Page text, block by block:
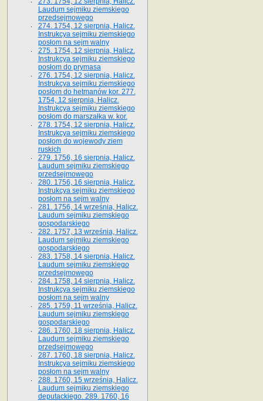
Laudum sejmiku ziemskiego
przedsejmowego
274. 1754, 12 sierpnia, Halicz.
Instrukcya sejmiku ziemskiego
posłom na sejm walny
275. 1754, 12 sierpnia, Halicz.
Instrukcya sejmiku ziemskiego
posłom do prymasa
276. 1754, 12 sierpnia, Halicz.
Instrukcya sejmiku ziemskiego
posłom do hetmanów kor. 277.
1754, 12 sierpnia, Halicz.
Instrukcya sejmiku ziemskiego
posłom do marszałka w. kor.
278. 1754, 12 sierpnia, Halicz.
Instrukcya sejmiku ziemskiego
posłom do wojewody ziem
ruskich
279. 1756, 16 sierpnia, Halicz.
Laudum sejmiku ziemskiego
przedsejmowego
280. 1756, 16 sierpnia, Halicz.
Instrukcya sejmiku ziemskiego
posłom na sejm walny
281. 1756, 14 września, Halicz.
Laudum sejmiku ziemskiego
gospodarskiego
282. 1757, 13 września, Halicz.
Laudum sejmiku ziemskiego
gospodarskiego
283. 1758, 14 sierpnia, Halicz.
Laudum sejmiku ziemskiego
przedsejmowego
284. 1758, 14 sierpnia, Halicz.
Instrukcya sejmiku ziemskiego
posłom na sejm walny
285. 1759, 11 września, Halicz.
Laudum sejmiku ziemskiego
gospodarskiego
286. 1760, 18 sierpnia, Halicz.
Laudum sejmiku ziemskiego
przedsejmowego
287. 1760, 18 sierpnia, Halicz.
Instrukcya sejmiku ziemskiego
posłom na sejm walny
288. 1760, 15 września, Halicz.
Laudum sejmiku ziemskiego
deputackiego. 289. 1760, 16